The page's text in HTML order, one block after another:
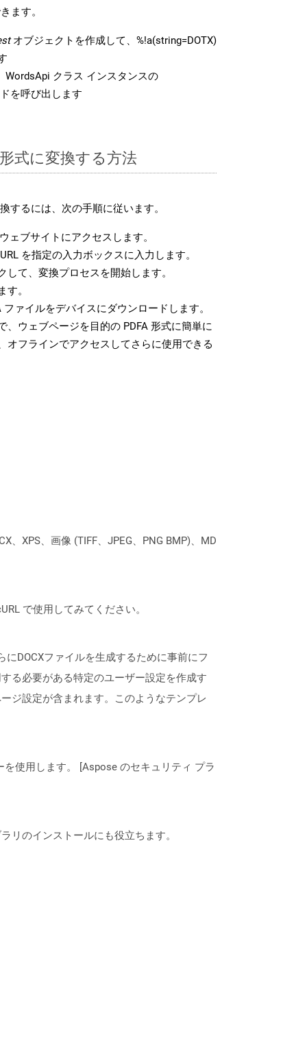
ます。
オブジェクトを作成して、%!a(string=DOTX)
WordsApi クラス インスタンスの
を呼び出します
式に変換する方法
するには、次の手順に従います。
ェブサイトにアクセスします。
を指定の入力ボックスに入力します。
して、変換プロセスを開始します。
。
ァイルをデバイスにダウンロードします。
、ウェブページを目的の PDFA 形式に簡単に
オフラインでアクセスしてさらに使用できる
XPS、画像 (TIFF、JPEG、PNG BMP)、MD
で使用してみてください。
DOCXファイルを生成するために事前にフ
る必要がある特定のユーザー設定を作成す
ジ設定が含まれます。このようなテンプレ
使用します。 [Aspose のセキュリティ プラ
リのインストールにも役立ちます。